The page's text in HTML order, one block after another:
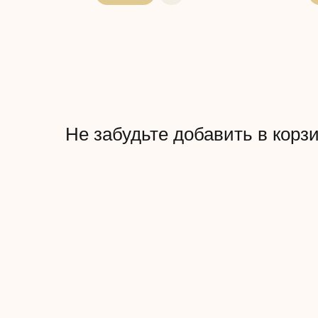
Не забудьте добавить в